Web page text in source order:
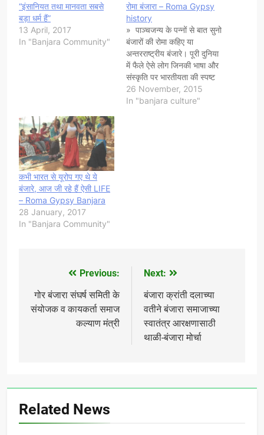
“इंसानियत तथा मानवता सबसे
बड़ा धर्म हैं”
13 April, 2017
In "Banjara Community"
रोमा बंजारा – Roma Gypsy
history
» पाञ्चजन्य के पन्नों से बात सुनो
बंजारों की रोमा कहिए या
अन्तरराष्ट्रीय बंजारे। पूरी दुनिया
में फैले ऐसे लोग जिनकी भाषा और
संस्कृति पर भारतीयता की स्पष्ट
छाप है, लेकिन हर जगह, हर देश
में जिन्हें हाशिए पर ठेल दिया गया
26 November, 2015
In "banjara culture"
कभी भारत से यूरोप गए थे ये
बंजारे, आज जी रहे हैं ऐसी LIFE
– Roma Gypsy Banjara
28 January, 2017
In "Banjara Community"
navigation
Previous:
गोर बंजारा संघर्ष समिती के
संयोजक व कायकर्ता समाज
कल्याण मंत्री
Next:
बंजारा क्रांती दलाच्या
वतीने बंजारा समाजाच्या
स्वातंत्र आरक्षणासाठी
थाळी-बंजारा मोर्चा
Related News